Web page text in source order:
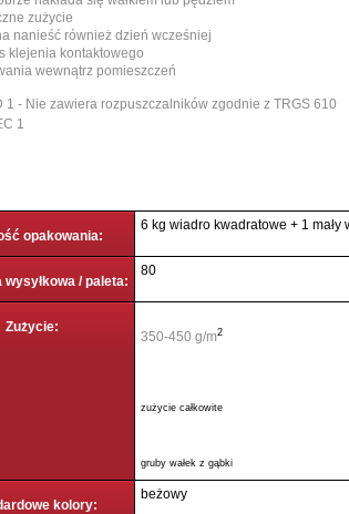
zużycie
nanieść również dzień wcześniej
klejenia kontaktowego
wewnątrz pomieszczeń
1 - Nie zawiera rozpuszczalników zgodnie z TRGS 610
1
opakowania:
6 kg wiadro kwadratowe + 1 mały
/ paleta:
80
Zużycie:
350-450 g/m2
zużycie całkowite
gruby wałek z gąbki
kolory:
beżowy